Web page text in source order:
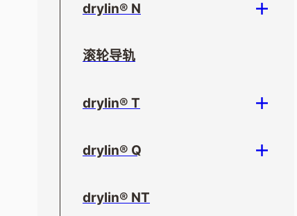
drylin® N
滚轮导轨
drylin® T
drylin® Q
drylin® NT